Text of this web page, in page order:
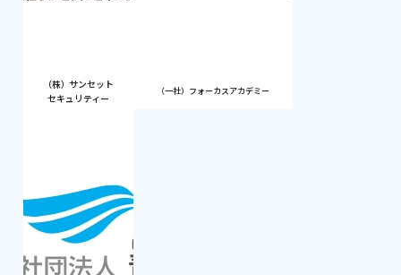
（株）サンセット
セキュリティー
（一社）フォーカスアカデミー